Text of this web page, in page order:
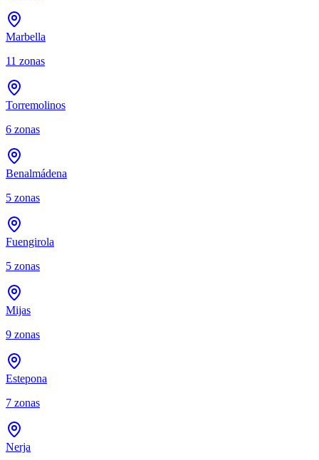
Marbella
11 zonas
Torremolinos
6 zonas
Benalmádena
5 zonas
Fuengirola
5 zonas
Mijas
9 zonas
Estepona
7 zonas
Nerja